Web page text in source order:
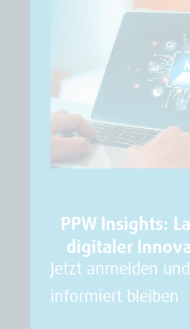
PPW Insights:
digitaler
Jetzt anmelden
informiert bleiben